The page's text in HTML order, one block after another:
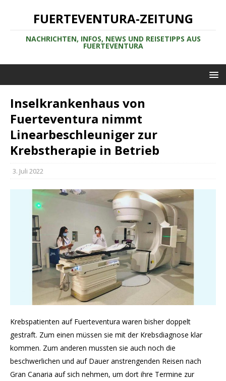
FUERTEVENTURA-ZEITUNG
NACHRICHTEN, INFOS, NEWS UND REISETIPPS AUS
FUERTEVENTURA
Inselkrankenhaus von
Fuerteventura nimmt
Linearbeschleuniger zur
Krebstherapie in Betrieb
3. Juli 2022
Krebspatienten auf Fuerteventura waren bisher doppelt
gestraft. Zum einen müssen sie mit der Krebsdiagnose klar
kommen. Zum anderen mussten sie auch noch die
beschwerlichen und auf Dauer anstrengenden Reisen nach
Gran Canaria auf sich nehmen, um dort ihre Termine zur